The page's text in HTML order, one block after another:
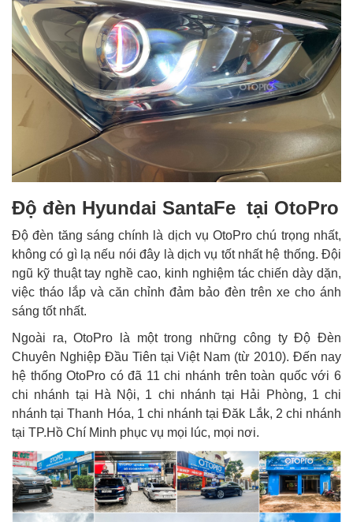
Độ đèn Hyundai SantaFe tại OtoPro
Độ đèn tăng sáng chính là dịch vụ OtoPro chú trọng nhất,
không có gì lạ nếu nói đây là dịch vụ tốt nhất hệ thống. Đội
ngũ kỹ thuật tay nghề cao, kinh nghiệm tác chiến dày dặn,
việc tháo lắp và căn chỉnh đảm bảo đèn trên xe cho ánh
sáng tốt nhất.
Ngoài ra, OtoPro là một trong những công ty Độ Đèn
Chuyên Nghiệp Đầu Tiên tại Việt Nam (từ 2010). Đến nay
hệ thống OtoPro có đã 11 chi nhánh trên toàn quốc với 6
chi nhánh tại Hà Nội, 1 chi nhánh tại Hải Phòng, 1 chi
nhánh tại Thanh Hóa, 1 chi nhánh tại Đăk Lắk, 2 chi nhánh
tại TP.Hồ Chí Minh phục vụ mọi lúc, mọi nơi.